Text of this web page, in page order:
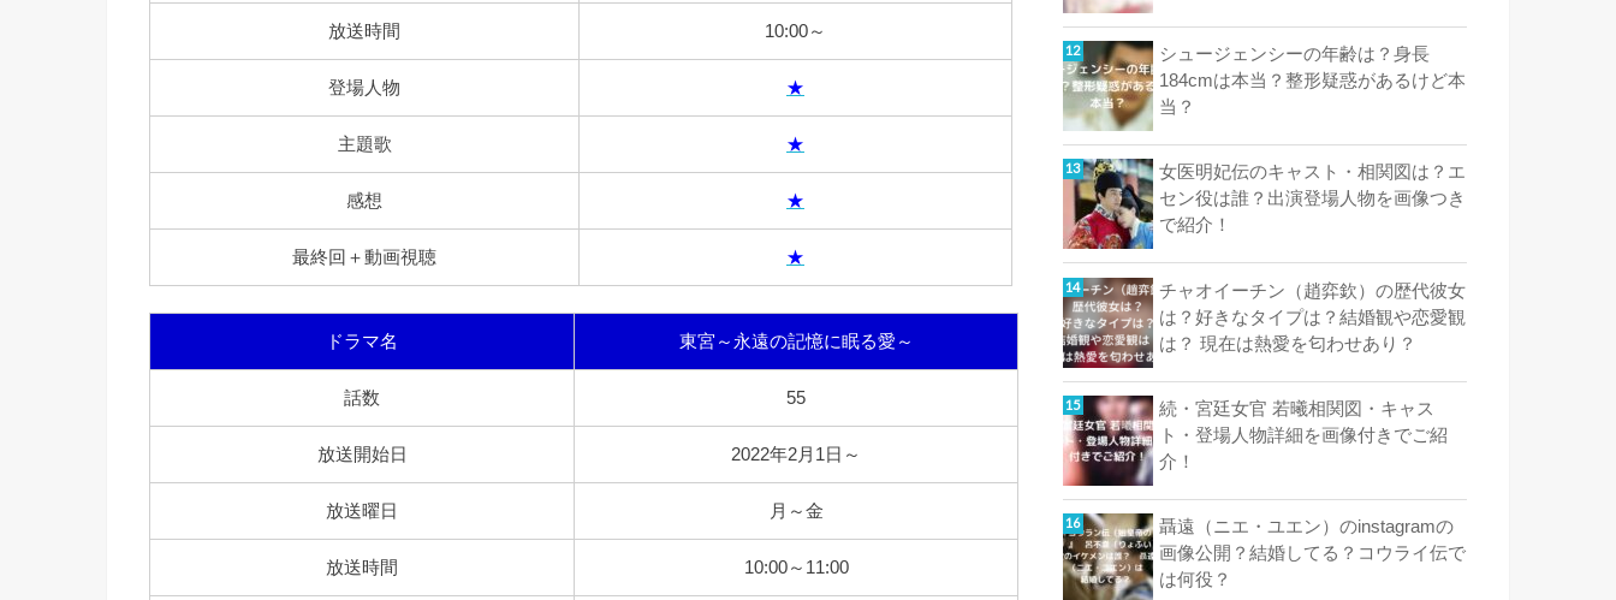
放送時間 10:00～
登場人物 ★
主題歌 ★
感想 ★
最終回＋動画視聴 ★
ドラマ名 東宮～永遠の記憶に眠る愛～
話数 55
放送開始日 2022年2月1日～
放送曜日 月～金
放送時間 10:00～11:00
シュージェンシーの年齢は？身長
184cmは本当？整形疑惑があるけど本
当？
女医明妃伝のキャスト・相関図は？エ
セン役は誰？出演登場人物を画像つき
で紹介！
チャオイーチン（趙弈欽）の歴代彼女
は？好きなタイプは？結婚観や恋愛観
は？ 現在は熱愛を匂わせあり？
続・宮廷女官 若曦相関図・キャス
ト・登場人物詳細を画像付きでご紹
介！
聶遠（ニエ・ユエン）のinstagramの
画像公開？結婚してる？コウライ伝で
は何役？